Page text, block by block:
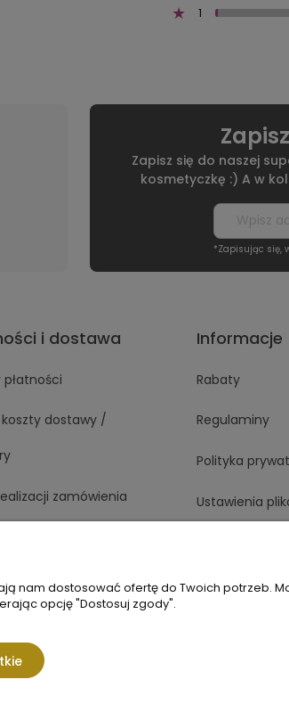
1
Zapisz się do naszej
kosmetyczkę :) A w
*Zapisując się,
i dostawa
płatności
koszty dostawy /
zamówienia
Informacje
Rabaty
Regulaminy
Polityka
Ustawienia
nas
internetowy Shoper.pl
nam dostosować ofertę do Twoich potrzeb.
opcję "Dostosuj zgody".